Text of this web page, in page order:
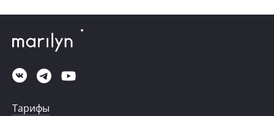
Тарифы